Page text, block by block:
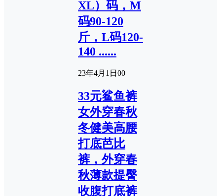
XL）码，M
码90-120
斤，L码120-
140 ......
23年4月1日 00
33元鲨鱼裤
女外穿春秋
冬健美高腰
打底芭比
裤，外穿春
秋薄款提臀
收腹打底裤